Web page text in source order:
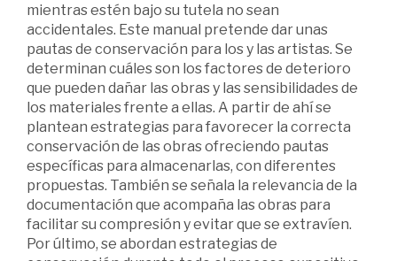
mientras estén bajo su tutela no sean
accidentales. Este manual pretende dar unas
pautas de conservación para los y las artistas. Se
determinan cuáles son los factores de deterioro
que pueden dañar las obras y las sensibilidades de
los materiales frente a ellas. A partir de ahí se
plantean estrategias para favorecer la correcta
conservación de las obras ofreciendo pautas
específicas para almacenarlas, con diferentes
propuestas. También se señala la relevancia de la
documentación que acompaña las obras para
facilitar su compresión y evitar que se extravíen.
Por último, se abordan estrategias de